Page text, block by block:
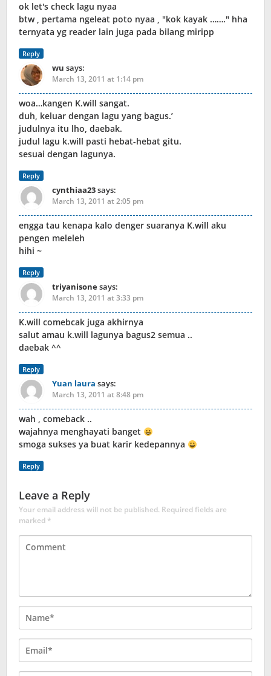
ok let's check lagu nyaa
btw , pertama ngeleat poto nyaa , "kok kayak ……." hha
ternyata yg reader lain juga pada bilang miripp
Reply
wu says:
March 13, 2011 at 1:14 pm
woa…kangen K.will sangat.
duh, keluar dengan lagu yang bagus.’
judulnya itu lho, daebak.
judul lagu k.will pasti hebat-hebat gitu.
sesuai dengan lagunya.
Reply
cynthiaa23says:
March 13, 2011 at 2:05 pm
engga tau kenapa kalo denger suaranya K.will aku
pengen meleleh
hihi ~
Reply
triyanisonesays:
March 13, 2011 at 3:33 pm
K.will comebcak juga akhirnya
salut amau k.will lagunya bagus2 semua ..
daebak ^^
Reply
Yuan laura says:
March 13, 2011 at 8:48 pm
wah , comeback ..
wajahnya menghayati banget
smoga sukses ya buat karir kedepannya
Reply
Leave a Reply
Your email address will not be published. Required fields are
marked*